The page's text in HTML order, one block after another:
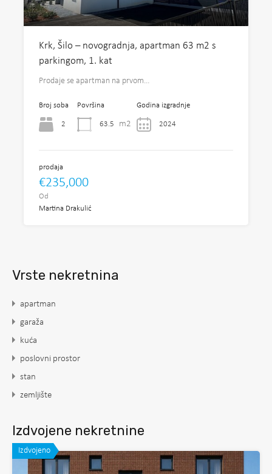
Krk, Šilo – novogradnja, apartman 63 m2 s
parkingom, 1. kat
Prodaje se apartman na prvom…
Broj soba
2
Površina
63.5 m2
Godina izgradnje
2024
prodaja
€235,000
Od
Martina Drakulić
Vrste nekretnina
apartman
garaža
kuća
poslovni prostor
stan
zemljište
Izdvojene nekretnine
Izdvojeno